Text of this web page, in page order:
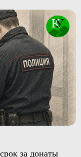
за донаты